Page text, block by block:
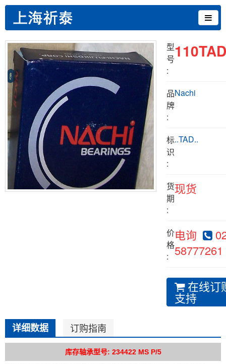
型
号
:
品
牌
:
Nachi
标
识
:
..TAD..
货
期
:
现货
价
格
:
电询
58777261
在线订
支持
详细数据 订购指南
库存轴承型号: 234422 MS P/5